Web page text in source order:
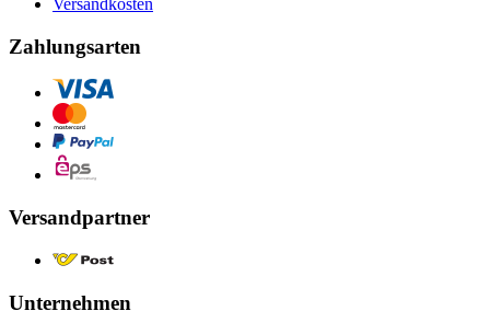
Versandkosten
Zahlungsarten
Versandpartner
Unternehmen